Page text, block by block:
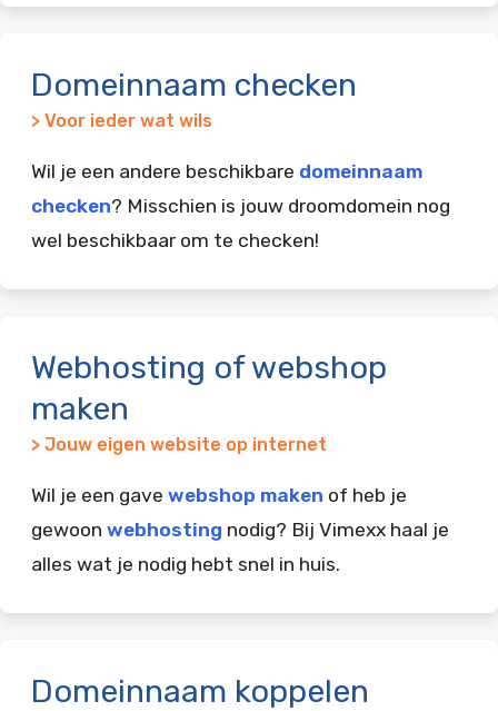
Domeinnaam checken
> Voor ieder wat wils
Wil je een andere beschikbare domeinnaam
checken? Misschien is jouw droomdomein nog
wel beschikbaar om te checken!
Webhosting of webshop
maken
> Jouw eigen website op internet
Wil je een gave webshop maken of heb je
gewoon webhosting nodig? Bij Vimexx haal je
alles wat je nodig hebt snel in huis.
Domeinnaam koppelen